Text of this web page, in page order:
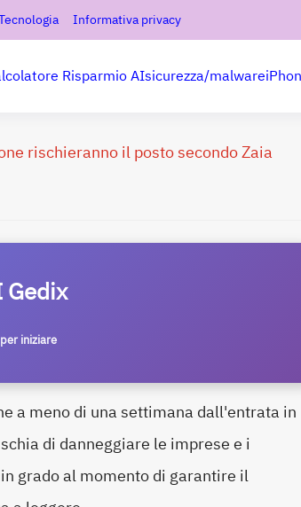
Informativa privacy
Risparmio AIsicurezza/malware
rischieranno il posto secondo Zaia
iniziare
a meno di una settimana dall'entrata in
di danneggiare le imprese e i
grado al momento di garantire il